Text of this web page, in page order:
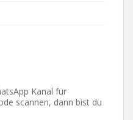
Kanal für
scannen, dann bist du